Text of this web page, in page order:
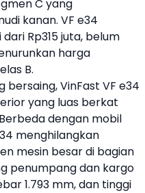
C yang
kanan. VF e34
Rp315 juta, belum
harga
B.
bersaing,VinFast VF e34
yang luas berkat
dengan mobil
menghilangkan
mesin besar di bagian
penumpang dan kargo
1.793 mm, dan tinggi